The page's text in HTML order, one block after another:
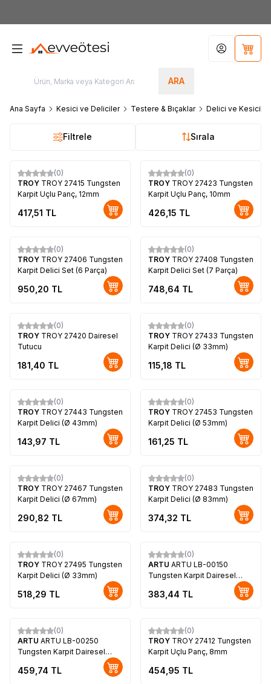
ARA
Hesabım
Ana Sayfa Kesici ve Deliciler Testere & Bıçaklar Delici ve Kesiciler
Filtrele Sırala
(0)
TROY TROY 27415 Tungsten
Karpit Uçlu Panç, 12mm
417,51 TL
(0)
TROY TROY 27423 Tungsten
Karpit Uçlu Panç, 10mm
426,15 TL
(0)
TROY TROY 27406 Tungsten
Karpit Delici Set (6 Parça)
950,20 TL
(0)
TROY TROY 27408 Tungsten
Karpit Delici Set (7 Parça)
748,64 TL
(0)
TROY TROY 27420 Dairesel
Tutucu
181,40 TL
(0)
TROY TROY 27433 Tungsten
Karpit Delici (Ø 33mm)
115,18 TL
(0)
TROY TROY 27443 Tungsten
Karpit Delici (Ø 43mm)
143,97 TL
(0)
TROY TROY 27453 Tungsten
Karpit Delici (Ø 53mm)
161,25 TL
(0)
TROY TROY 27467 Tungsten
Karpit Delici (Ø 67mm)
290,82 TL
(0)
TROY TROY 27483 Tungsten
Karpit Delici (Ø 83mm)
374,32 TL
(0)
TROY TROY 27495 Tungsten
Karpit Delici (Ø 33mm)
518,29 TL
(0)
ARTU ARTU LB-00150
Tungsten Karpit Dairesel
383,44 TL
(0)
ARTU ARTU LB-00250
Tungsten Karpit Dairesel
459,74 TL
(0)
TROY TROY 27412 Tungsten
Karpit Uçlu Panç, 8mm
454,95 TL